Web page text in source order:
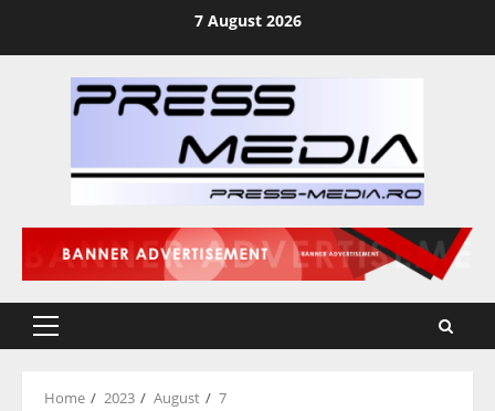
7 August 2026
Primary
Home 2023 August 7